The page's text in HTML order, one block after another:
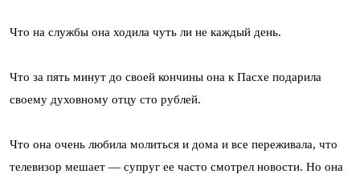
Что на службы она ходила чуть ли не каждый день.
Что за пять минут до своей кончины она к Пасхе подарила
своему духовному отцу сто рублей.
Что она очень любила молиться и дома и все переживала, что
телевизор мешает — супруг ее часто смотрел новости. Но она